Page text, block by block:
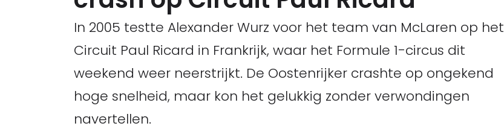
In 2005 testte Alexander Wurz voor het team van McLaren op het
Circuit Paul Ricard in Frankrijk, waar het Formule 1-circus dit
weekend weer neerstrijkt. De Oostenrijker crashte op ongekend
hoge snelheid, maar kon het gelukkig zonder verwondingen
navertellen.